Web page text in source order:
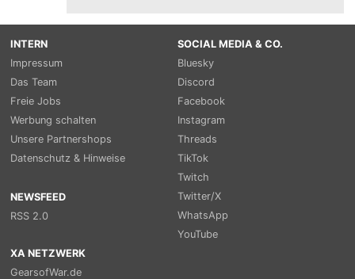
INTERN
Impressum
Das Team
Freie Jobs
Werbung schalten
Unsere Partnershops
Datenschutz & Hinweise
NEWSFEED
RSS 2.0
SOCIAL MEDIA & CO.
Bluesky
Discord
Facebook
Instagram
Threads
TikTok
Twitch
Twitter/X
WhatsApp
YouTube
XA NETZWERK
GearsofWar.de